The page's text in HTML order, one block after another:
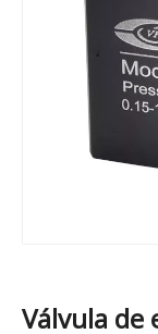
Válvula de